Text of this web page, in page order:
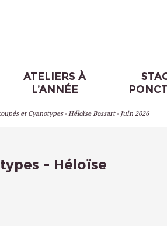
ATELIERS À
L’ANNÉE
et Cyanotypes - Héloïse Bossart - Juin 2026
- Héloïse